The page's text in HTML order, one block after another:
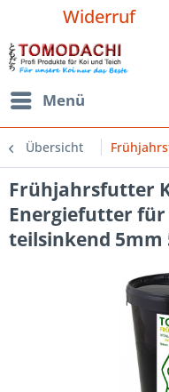
Widerruf
Menü
Übersicht
Frühjahrsfutter
Energiefutter
teilsinkend 5mm